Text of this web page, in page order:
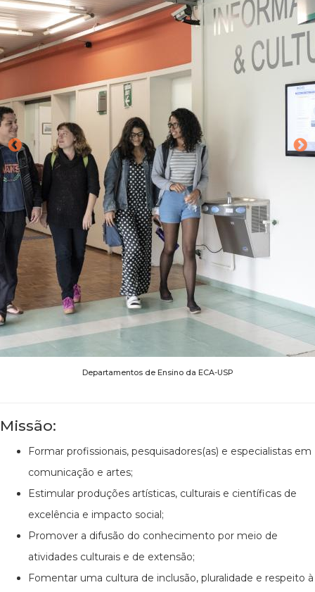
Departamentos de Ensino da ECA-USP
Missão:
Formar profissionais, pesquisadores(as) e especialistas em
comunicação e artes;
Estimular produções artísticas, culturais e científicas de
excelência e impacto social;
Promover a difusão do conhecimento por meio de
atividades culturais e de extensão;
Fomentar uma cultura de inclusão, pluralidade e respeito à